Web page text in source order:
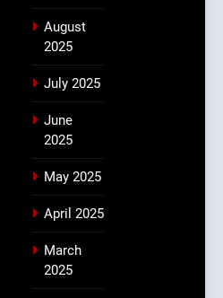
August
2025
July 2025
June
2025
May 2025
April 2025
March
2025